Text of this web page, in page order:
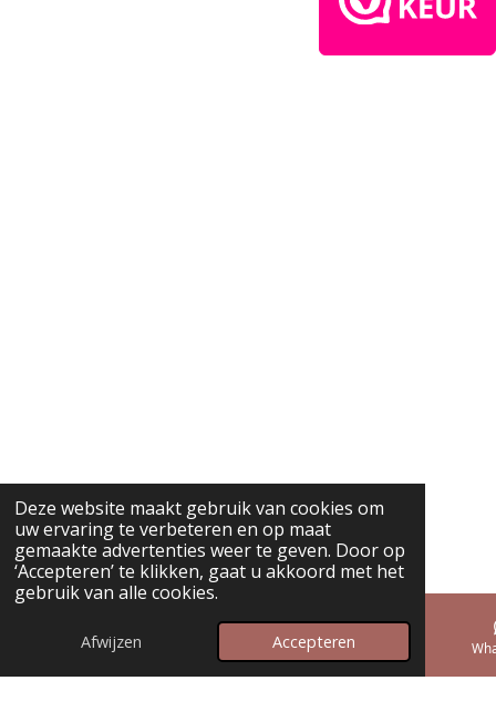
Deze website maakt gebruik van cookies om
uw ervaring te verbeteren en op maat
gemaakte advertenties weer te geven. Door op
‘Accepteren’ te klikken, gaat u akkoord met het
gebruik van alle cookies.
Afwijzen Accepteren
E-mailadres Telefoonnummer